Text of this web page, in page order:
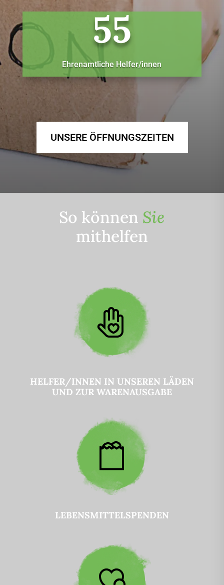
55
Ehrenamtliche Helfer/innen
UNSERE ÖFFNUNGSZEITEN
So können Sie
mithelfen
HELFER/INNEN IN UNSEREN LÄDEN
UND ZUR WARENAUSGABE
LEBENSMITTELSPENDEN